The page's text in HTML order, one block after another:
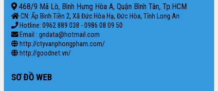
468/9 Mã Lò, Bình Hưng Hòa A, Quận Bình Tân, Tp.HCM
CN: Ấp Bình Tiền 2, Xã Đức Hòa Hạ, Đức Hòa, Tỉnh Long An
Hotline: 0962 889 038 - 0986 08 09 50
Email : gndata@hotmail.com
http://ctyvanphongpham.com/
http://goodnet.vn/
SƠ ĐỒ WEB